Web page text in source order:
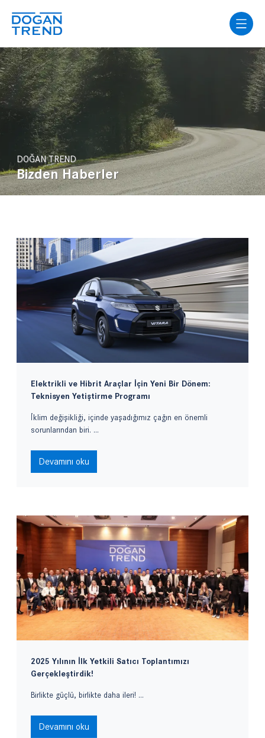
DOĞAN TREND
Bizden Haberler
Elektrikli ve Hibrit Araçlar İçin Yeni Bir Dönem:
Teknisyen Yetiştirme Programı
İklim değişikliği, içinde yaşadığımız çağın en önemli
sorunlarından biri. ...
Devamını oku
2025 Yılının İlk Yetkili Satıcı Toplantımızı
Gerçekleştirdik!
Birlikte güçlü, birlikte daha ileri! ...
Devamını oku